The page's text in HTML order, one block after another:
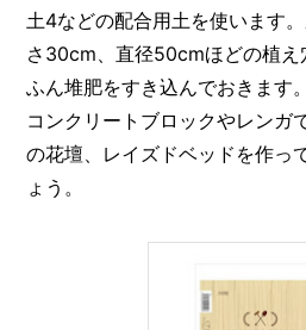
土4などの配合用土を使います
さ30cm、直径50cmほどの植え
ふん堆肥をすき込んでおきます
コンクリートブロックやレンガ
の花壇、レイズドベッドを作っ
ょう。